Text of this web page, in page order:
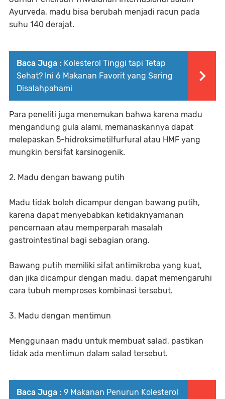
Ayurveda, madu bisa berubah menjadi racun pada
suhu 140 derajat.
Baca Juga : Kolesterol Tinggi tapi Tetap
Sehat? Ini 6 Makanan Favorit yang Sering
Disalahpahami
Para peneliti juga menemukan bahwa karena madu
mengandung gula alami, memanaskannya dapat
melepaskan 5-hidroksimetilfurfural atau HMF yang
mungkin bersifat karsinogenik.
2. Madu dengan bawang putih
Madu tidak boleh dicampur dengan bawang putih,
karena dapat menyebabkan ketidaknyamanan
pencernaan atau memperparah masalah
gastrointestinal bagi sebagian orang.
Bawang putih memiliki sifat antimikroba yang kuat,
dan jika dicampur dengan madu, dapat memengaruhi
cara tubuh memproses kombinasi tersebut.
3. Madu dengan mentimun
Menggunaan madu untuk membuat salad, pastikan
tidak ada mentimun dalam salad tersebut.
Baca Juga : 9 Makanan Penurun Kolesterol